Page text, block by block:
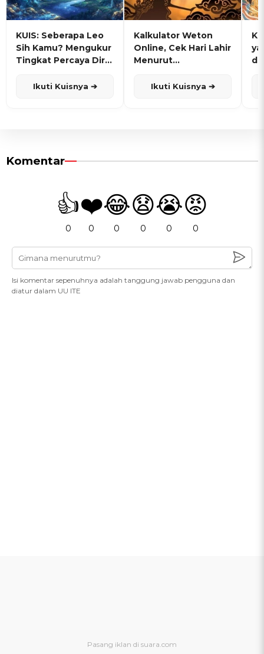
KUIS: Seberapa Leo
Sih Kamu? Mengukur
Tingkat Percaya Diri
Ikuti Kuisnya ➔
Kalkulator Weton
Online, Cek Hari Lahir
Menurut
Ikuti Kuisnya ➔
Komentar
👍
0
❤️
0
😂
0
😧
0
😭
0
😡
0
Isi komentar sepenuhnya adalah tanggung jawab pengguna dan
diatur dalam UU ITE